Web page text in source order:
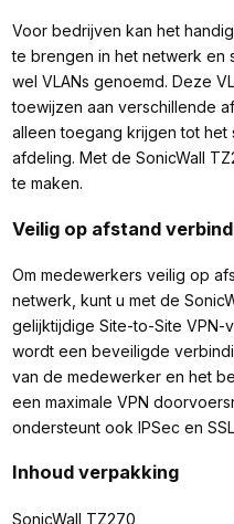
Voor bedrijven kan het
te brengen in het netwerk en
wel VLANs genoemd. Deze
toewijzen aan verschillende
alleen toegang krijgen tot het
afdeling. Met de SonicWall
te maken.
Veilig op afstand
Om medewerkers veilig op
netwerk, kunt u met de
gelijktijdige Site-to-Site VPN-
wordt een beveiligde
van de medewerker en het
een maximale VPN
ondersteunt ook IPSec en
Inhoud verpakking
SonicWall TZ270